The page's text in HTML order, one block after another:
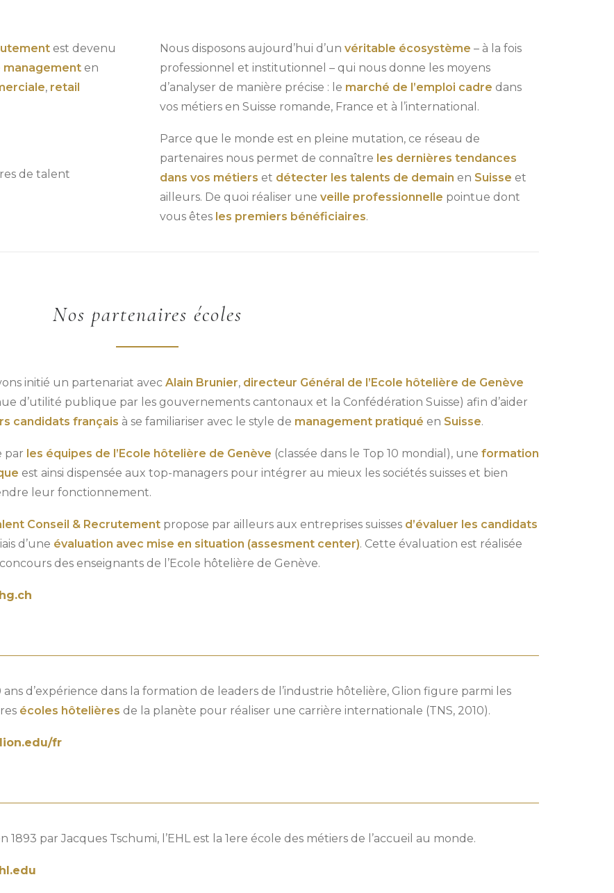
est devenu
management en
, retail
de talent
Nous disposons aujourd’hui d’un véritable écosystème – à la fois
professionnel et institutionnel – qui nous donne les moyens
d’analyser de manière précise : le marché de l’emploi cadre dans
vos métiers en Suisse romande, France et à l’international.
Parce que le monde est en pleine mutation, ce réseau de
partenaires nous permet de connaître les dernières tendances
dans vos métiers et détecter les talents de demain en Suisse et
ailleurs. De quoi réaliser une veille professionnelle pointue dont
vous êtes les premiers bénéficiaires.
Nos partenaires écoles
initié un partenariat avec Alain Brunier, directeur Général de l’Ecole hôtelière de Genève
d’utilité publique par les gouvernements cantonaux et la Confédération Suisse) afin d’aider
candidats français à se familiariser avec le style de management pratiqué en Suisse.
par les équipes de l’Ecole hôtelière de Genève (classée dans le Top 10 mondial), une formation
est ainsi dispensée aux top-managers pour intégrer au mieux les sociétés suisses et bien
leur fonctionnement.
Conseil & Recrutement propose par ailleurs aux entreprises suisses d’évaluer les candidats
d’une évaluation avec mise en situation (assesment center). Cette évaluation est réalisée
des enseignants de l’Ecole hôtelière de Genève.
ans d’expérience dans la formation de leaders de l’industrie hôtelière, Glion figure parmi les
écoles hôtelières de la planète pour réaliser une carrière internationale (TNS, 2010).
fr
1893 par Jacques Tschumi, l’EHL est la 1ere école des métiers de l’accueil au monde.